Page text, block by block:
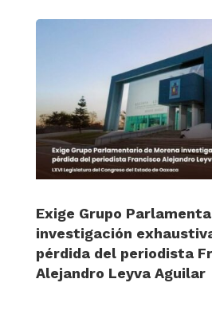
Exige Grupo
investigación
pérdida del periodista
Alejandro Leyva Aguilar